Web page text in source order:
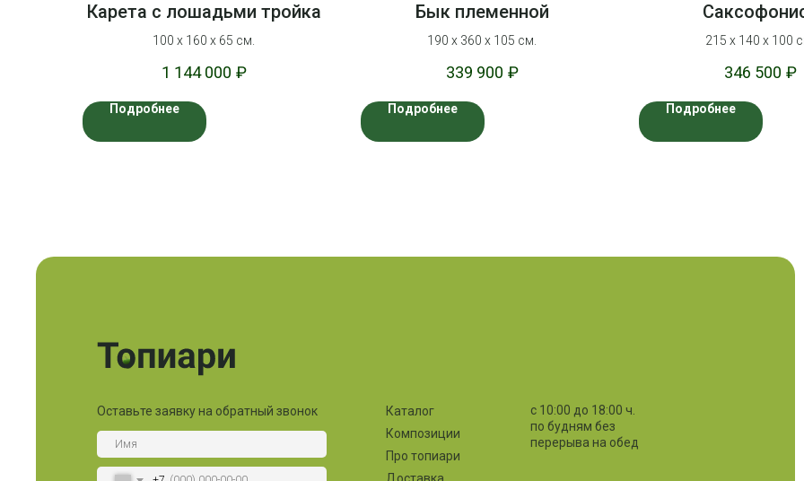
Карета с лошадьми тройка
100 х 160 х 65 см.
1 144 000 ₽
Подробнее
Бык племенной
190 х 360 х 105 см.
339 900 ₽
Подробнее
215 х 140 х 100
346 500 ₽
Подробнее
Оставьте заявку на обратный звонок
Каталог
Композиции
Про топиари
с 10:00 до 18:00 ч.
по будням без
перерыва на обед